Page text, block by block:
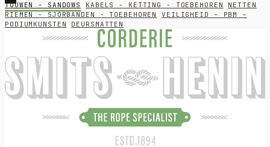
TOUWEN - SANDOWS KABELS - KETTING - TOEBEHOREN
NETTEN
RIEMEN - SJORBANDEN - TOEBEHOREN
VEILIGHEID – PBM –
PODIUMKUNSTEN
DEURSMATTEN